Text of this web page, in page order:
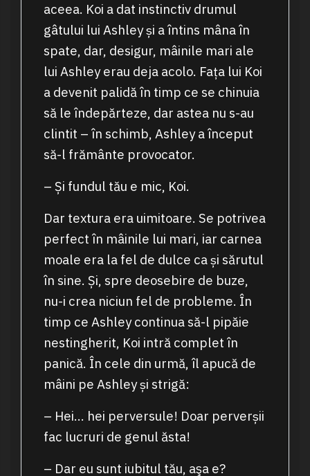
aceea. Koi a dat instinctiv drumul
gâtului lui Ashley și a întins mâna în
spate, dar, desigur, mâinile mari ale
lui Ashley erau deja acolo. Fața lui Koi
a devenit palidă în timp ce se chinuia
să le îndepărteze, dar astea nu s-au
clintit – în schimb, Ashley a început
să-l frământe provocator.
– Și fundul tău e mic, Koi.
Dar textura era uimitoare. Se potrivea
perfect în mâinile lui mari, iar carnea
moale era la fel de dulce ca și sărutul
în sine. Și, spre deosebire de buze,
nu-i crea niciun fel de probleme. În
timp ce Ashley continua să-l pipăie
nestingherit, Koi intră complet în
panică. În cele din urmă, îl apucă de
mâini pe Ashley și strigă:
– Hei… hei perversule! Doar perverșii
fac lucruri de genul ăsta!
– Dar eu sunt iubitul tău, aşa e?